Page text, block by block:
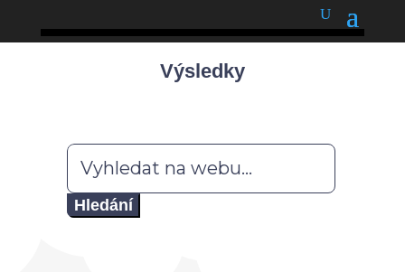
Výsledky
Hledat: